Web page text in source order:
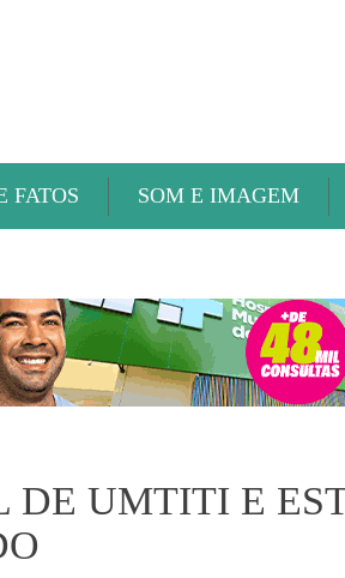
FATOS SOM E IMAGEM
DE UMTITI E